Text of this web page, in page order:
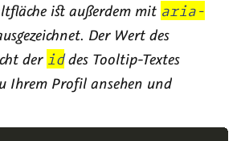
ist außerdem mit aria-
Der Wert des
der iddes Tooltip-Textes
Ihrem Profil ansehen und